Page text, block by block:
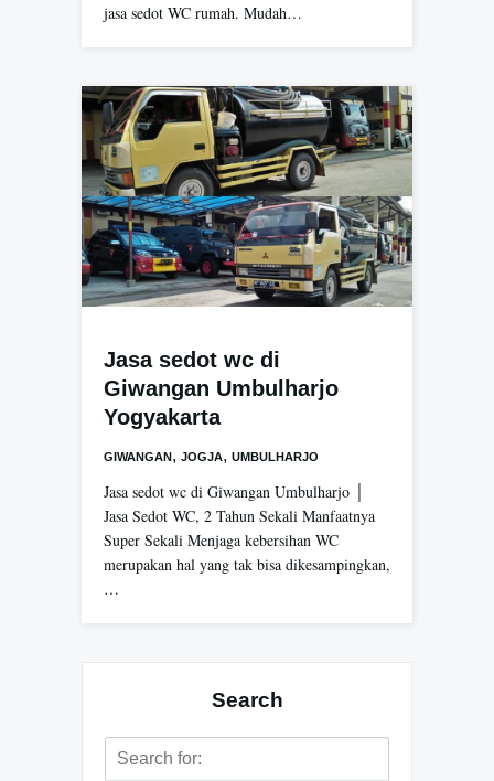
jasa sedot WC rumah. Mudah…
Jasa sedot wc di
Giwangan Umbulharjo
Yogyakarta
GIWANGAN, JOGJA, UMBULHARJO
Jasa sedot wc di Giwangan Umbulharjo │
Jasa Sedot WC, 2 Tahun Sekali Manfaatnya
Super Sekali Menjaga kebersihan WC
merupakan hal yang tak bisa dikesampingkan,
…
Search
Search